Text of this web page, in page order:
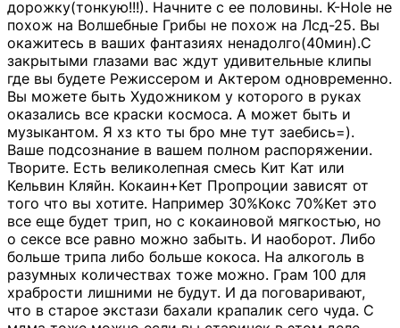
дорожку(тонкую!!!). Начните с ее половины. K-Hole не
похож на Волшебные Грибы не похож на Лсд-25. Вы
окажитесь в ваших фантазиях ненадолго(40мин).С
закрытыми глазами вас ждут удивительные клипы
где вы будете Режиссером и Актером одновременно.
Вы можете быть Художником у которого в руках
оказались все краски космоса. А может быть и
музыкантом. Я хз кто ты бро мне тут заебись=).
Ваше подсознание в вашем полном распоряжении.
Творите. Есть великолепная смесь Кит Кат или
Кельвин Кляйн. Кокаин+Кет Пропроции зависят от
того что вы хотите. Например 30%Кокс 70%Кет это
все еще будет трип, но с кокаиновой мягкостью, но
о сексе все равно можно забыть. И наоборот. Либо
больше трипа либо больше кокоса. На алкоголь в
разумных количествах тоже можно. Грам 100 для
храбрости лишними не будут. И да поговаривают,
что в старое экстази бахали крапалик сего чуда. С